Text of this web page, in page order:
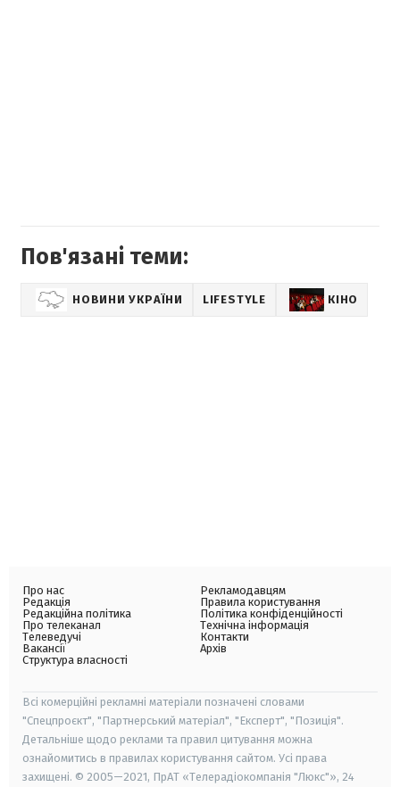
Пов'язані теми:
НОВИНИ УКРАЇНИ LIFESTYLE КІНО
Про нас
Редакція
Редакційна політика
Про телеканал
Телеведучі
Вакансії
Структура власності
Рекламодавцям
Правила користування
Політика конфіденційності
Технічна інформація
Контакти
Архів
Всі комерційні рекламні матеріали позначені словами
"Спецпроєкт", "Партнерський матеріал", "Експерт", "Позиція".
Детальніше щодо реклами та правил цитування можна
ознайомитись в правилах користування сайтом. Усі права
захищені. © 2005—2021, ПрАТ «Телерадіокомпанія "Люкс"», 24